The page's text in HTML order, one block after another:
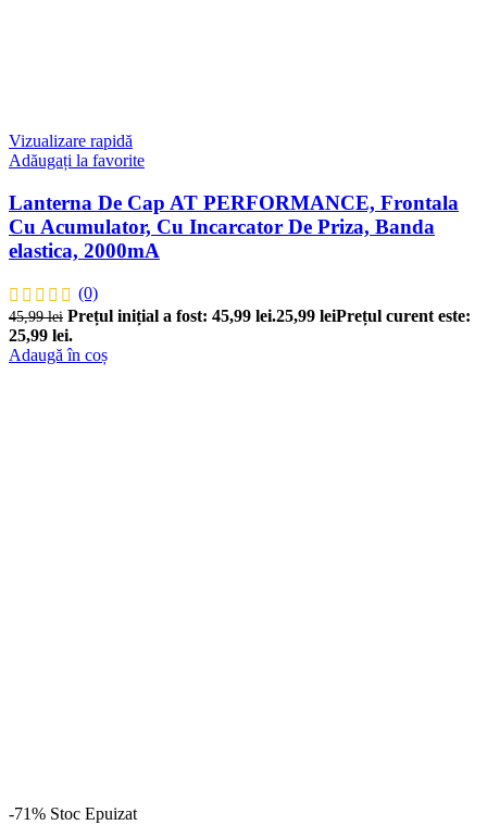
Vizualizare rapidă
Adăugați la favorite
Lanterna De Cap AT PERFORMANCE, Frontala
Cu Acumulator, Cu Incarcator De Priza, Banda
elastica, 2000mA
(0)
45,99lei Prețul inițial a fost: 45,99 lei.25,99 leiPrețul curent este:
25,99 lei.
Adaugă în coș
-71% Stoc Epuizat